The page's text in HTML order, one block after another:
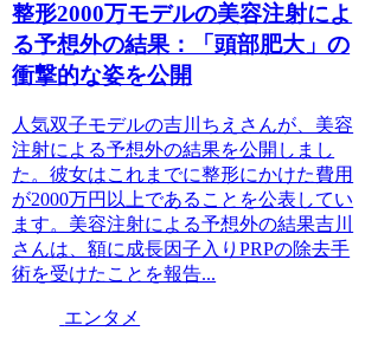
整形2000万モデルの美容注射によ
る予想外の結果：「頭部肥大」の
衝撃的な姿を公開
人気双子モデルの吉川ちえさんが、美容
注射による予想外の結果を公開しまし
た。彼女はこれまでに整形にかけた費用
が2000万円以上であることを公表してい
ます。美容注射による予想外の結果吉川
さんは、額に成長因子入りPRPの除去手
術を受けたことを報告...
エンタメ